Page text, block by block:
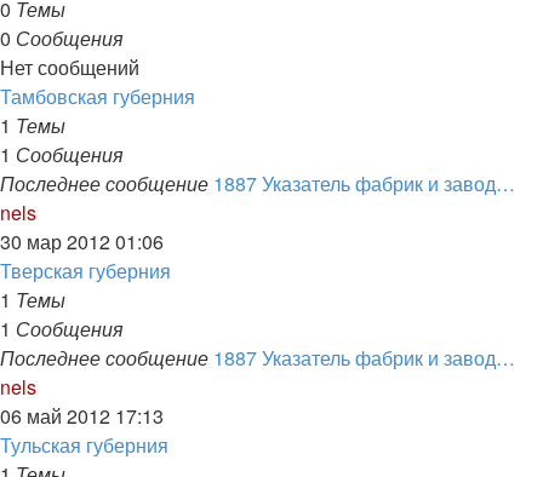
сообщению
0 Темы
0 Сообщения
Нет сообщений
Тамбовская губерния
1 Темы
1 Сообщения
Последнее сообщение 1887 Указатель фабрик и завод…
nelsПерейти
к
последнему
сообщению
30 мар 2012 01:06
Тверская губерния
1 Темы
1 Сообщения
Последнее сообщение 1887 Указатель фабрик и завод…
nelsПерейти
к
последнему
06 май 2012 17:13
Тульская губерния